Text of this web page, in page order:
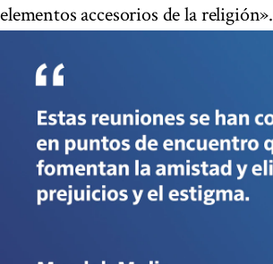
elementos accesorios de la religión».